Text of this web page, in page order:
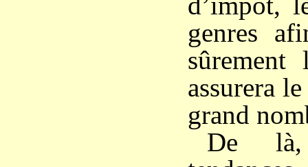
genres
assurera
grand
De